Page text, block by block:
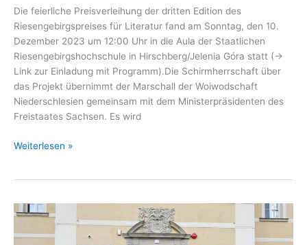
Die feierliche Preisverleihung der dritten Edition des
Riesengebirgspreises für Literatur fand am Sonntag, den 10.
Dezember 2023 um 12:00 Uhr in die Aula der Staatlichen
Riesengebirgshochschule in Hirschberg/Jelenia Góra statt (→
Link zur Einladung mit Programm).Die Schirmherrschaft über
das Projekt übernimmt der Marschall der Woiwodschaft
Niederschlesien gemeinsam mit dem Ministerpräsidenten des
Freistaates Sachsen. Es wird
Riesengebirgspreis
Weiterlesen »